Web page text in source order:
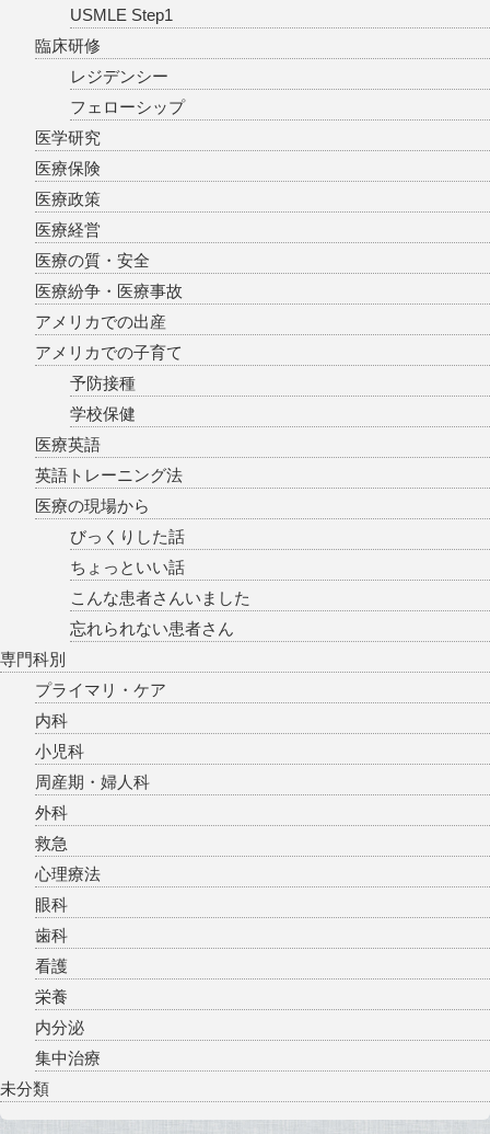
USMLE Step1
臨床研修
レジデンシー
フェローシップ
医学研究
医療保険
医療政策
医療経営
医療の質・安全
医療紛争・医療事故
アメリカでの出産
アメリカでの子育て
予防接種
学校保健
医療英語
英語トレーニング法
医療の現場から
びっくりした話
ちょっといい話
こんな患者さんいました
忘れられない患者さん
専門科別
プライマリ・ケア
内科
小児科
周産期・婦人科
外科
救急
心理療法
眼科
歯科
看護
栄養
内分泌
集中治療
未分類